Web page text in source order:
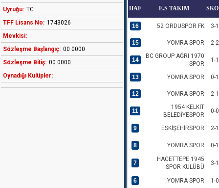
Uyruğu: TC
TFF Lisans No: 1743026
Mevkisi:
Sözleşme Başlangıç: 00 0000
Sözleşme Bitiş: 00 0000
Oynadığı Kulüpler:
HAF E.S TAKIM
16 52 ORDUSPOR FK 3-1
15 YOMRA SPOR 2-2
14
BC GROUP AĞRI 1970
SPOR
1-1
13 YOMRA SPOR 0-1
12 YOMRA SPOR 2-1
11
1954 KELKİT
BELEDİYESPOR
0-0
9 ESKİŞEHİRSPOR 2-1
8 YOMRA SPOR 0-1
7
HACETTEPE 1945
SPOR KULÜBÜ
3-1
6 YOMRA SPOR 1-0